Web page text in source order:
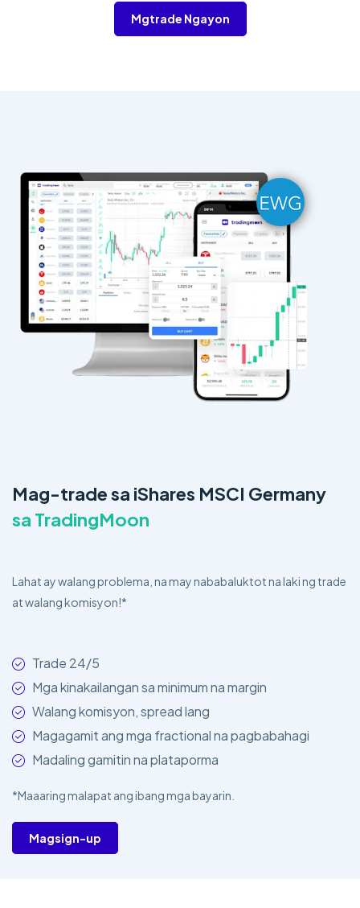
Mgtrade Ngayon
Mag-trade sa iShares MSCI Germany
sa TradingMoon
Lahat ay walang problema, na may nababaluktot na laki ng trade
at walang komisyon!*
Trade 24/5
Mga kinakailangan sa minimum na margin
Walang komisyon, spread lang
Magagamit ang mga fractional na pagbabahagi
Madaling gamitin na plataporma
*Maaaring malapat ang ibang mga bayarin.
Magsign-up